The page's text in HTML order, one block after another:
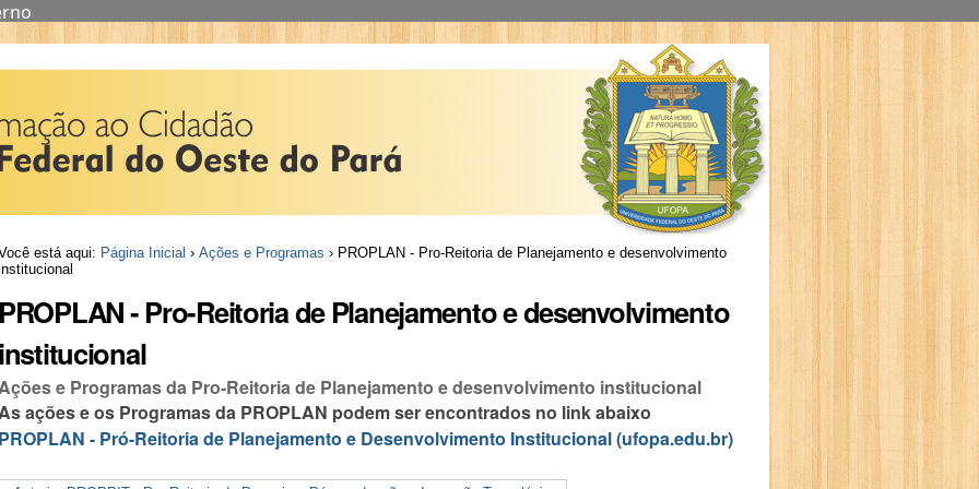
está aqui: Página Inicial › Ações e Programas › PROPLAN - Pro-Reitoria de Planejamento e desenvolvimento
PROPLAN - Pro-Reitoria de Planejamento e desenvolvimento
institucional
e Programas da Pro-Reitoria de Planejamento e desenvolvimento institucional
ações e os Programas da PROPLAN podem ser encontrados no link abaixo
PROPLAN - Pró-Reitoria de Planejamento e Desenvolvimento Institucional (ufopa.edu.br)